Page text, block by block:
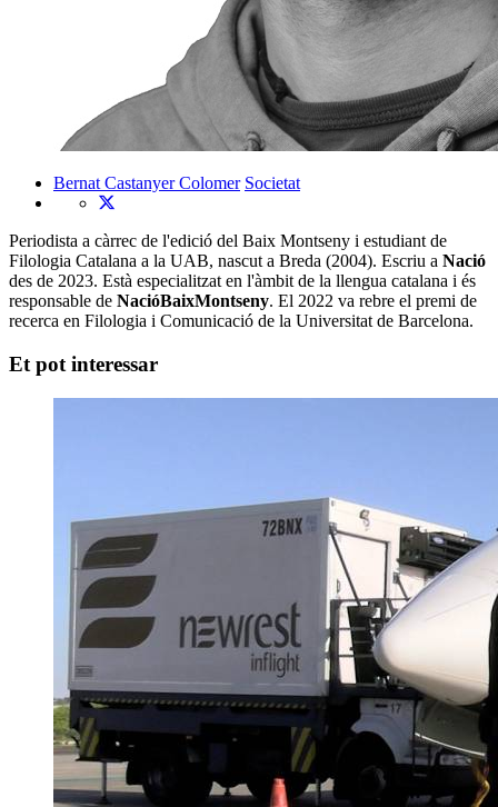
Bernat Castanyer Colomer Societat
Periodista a càrrec de l'edició del Baix Montseny i estudiant de
Filologia Catalana a la UAB, nascut a Breda (2004). Escriu a Nació
des de 2023. Està especialitzat en l'àmbit de la llengua catalana i és
responsable de NacióBaixMontseny. El 2022 va rebre el premi de
recerca en Filologia i Comunicació de la Universitat de Barcelona.
Et pot interessar